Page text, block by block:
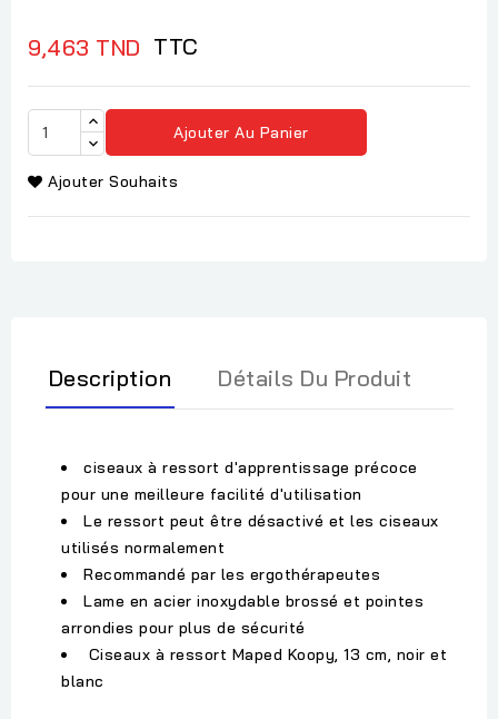
9,463 TND TTC
Ajouter Au Panier
Ajouter Souhaits
Description Détails Du Produit
ciseaux à ressort d'apprentissage précoce
pour une meilleure facilité d'utilisation
Le ressort peut être désactivé et les ciseaux
utilisés normalement
Recommandé par les ergothérapeutes
Lame en acier inoxydable brossé et pointes
arrondies pour plus de sécurité
Ciseaux à ressort Maped Koopy, 13 cm, noir et
blanc